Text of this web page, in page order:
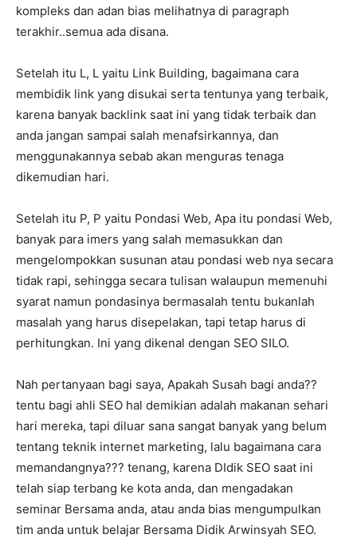
kompleks dan adan bias melihatnya di paragraph
terakhir..semua ada disana.
Setelah itu L, L yaitu Link Building, bagaimana cara
membidik link yang disukai serta tentunya yang terbaik,
karena banyak backlink saat ini yang tidak terbaik dan
anda jangan sampai salah menafsirkannya, dan
menggunakannya sebab akan menguras tenaga
dikemudian hari.
Setelah itu P, P yaitu Pondasi Web, Apa itu pondasi Web,
banyak para imers yang salah memasukkan dan
mengelompokkan susunan atau pondasi web nya secara
tidak rapi, sehingga secara tulisan walaupun memenuhi
syarat namun pondasinya bermasalah tentu bukanlah
masalah yang harus disepelakan, tapi tetap harus di
perhitungkan. Ini yang dikenal dengan SEO SILO.
Nah pertanyaan bagi saya, Apakah Susah bagi anda??
tentu bagi ahli SEO hal demikian adalah makanan sehari
hari mereka, tapi diluar sana sangat banyak yang belum
tentang teknik internet marketing, lalu bagaimana cara
memandangnya??? tenang, karena DIdik SEO saat ini
telah siap terbang ke kota anda, dan mengadakan
seminar Bersama anda, atau anda bias mengumpulkan
tim anda untuk belajar Bersama Didik Arwinsyah SEO.